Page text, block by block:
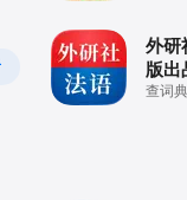
外研
版出
查词